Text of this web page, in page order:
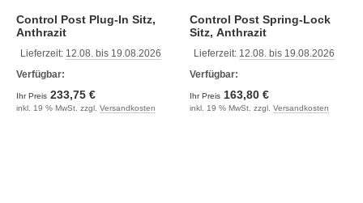
Control Post Plug-In Sitz,
Anthrazit
Lieferzeit: 12.08. bis 19.08.2026
Verfügbar:
Ihr Preis 233,75 €
inkl. 19 % MwSt. zzgl. Versandkosten
Control Post Spring-Lock
Sitz, Anthrazit
Lieferzeit: 12.08. bis 19.08.2026
Verfügbar:
Ihr Preis 163,80 €
inkl. 19 % MwSt. zzgl. Versandkosten